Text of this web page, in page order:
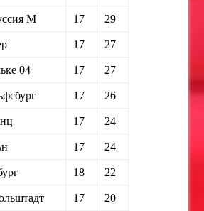
М 17 29
17 27
04 17 27
17 26
17 24
17 24
18 22
17 20